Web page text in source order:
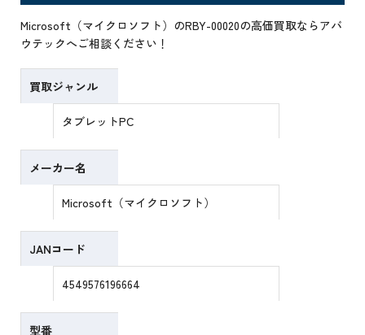
Microsoft（マイクロソフト）のRBY-00020の高価買取ならアバ
ウテックへご相談ください！
買取ジャンル
タブレットPC
メーカー名
Microsoft（マイクロソフト）
JANコード
4549576196664
型番